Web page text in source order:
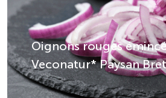
Oignons rouges
Veconatur* Paysan